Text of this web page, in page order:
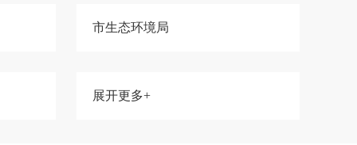
市生态环境局
展开更多+